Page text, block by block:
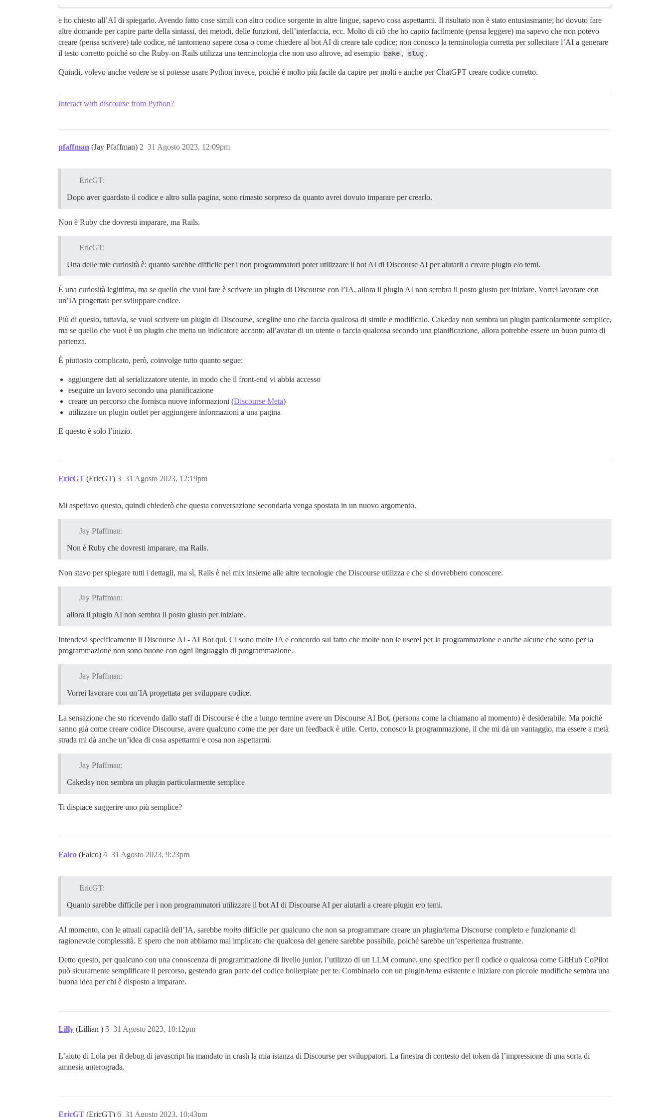
e ho chiesto all’AI di spiegarlo. Avendo fatto cose simili con altro codice sorgente in altre lingue, sapevo cosa aspettarmi. Il risultato non è stato entusiasmante; ho dovuto fare
altre domande per capire parte della sintassi, dei metodi, delle funzioni, dell’interfaccia, ecc. Molto di ciò che ho capito facilmente (pensa leggere) ma sapevo che non potevo
creare (pensa scrivere) tale codice, né tantomeno sapere cosa o come chiedere al bot AI di creare tale codice; non conosco la terminologia corretta per sollecitare l’AI a generare
il testo corretto poiché so che Ruby-on-Rails utilizza una terminologia che non uso altrove, ad esempio bake , slug .
Quindi, volevo anche vedere se si potesse usare Python invece, poiché è molto più facile da capire per molti e anche per ChatGPT creare codice corretto.
Interact with discourse from Python?
pfaffman (Jay Pfaffman) 31 Agosto 2023, 12:09pm
2
EricGT:
Dopo aver guardato il codice e altro sulla pagina, sono rimasto sorpreso da quanto avrei dovuto imparare per crearlo.
Non è Ruby che dovresti imparare, ma Rails.
EricGT:
Una delle mie curiosità è: quanto sarebbe difficile per i non programmatori poter utilizzare il bot AI di Discourse AI per aiutarli a creare plugin e/o temi.
È una curiosità legittima, ma se quello che vuoi fare è scrivere un plugin di Discourse con l’IA, allora il plugin AI non sembra il posto giusto per iniziare. Vorrei lavorare con
un’IA progettata per sviluppare codice.
Più di questo, tuttavia, se vuoi scrivere un plugin di Discourse, scegline uno che faccia qualcosa di simile e modificalo. Cakeday non sembra un plugin particolarmente semplice,
ma se quello che vuoi è un plugin che metta un indicatore accanto all’avatar di un utente o faccia qualcosa secondo una pianificazione, allora potrebbe essere un buon punto di
partenza.
È piuttosto complicato, però, coinvolge tutto quanto segue:
aggiungere dati al serializzatore utente, in modo che il front-end vi abbia accesso
eseguire un lavoro secondo una pianificazione
creare un percorso che fornisca nuove informazioni (Discourse Meta)
utilizzare un plugin outlet per aggiungere informazioni a una pagina
E questo è solo l’inizio.
EricGT (EricGT) 31 Agosto 2023, 12:19pm
3
Mi aspettavo questo, quindi chiederò che questa conversazione secondaria venga spostata in un nuovo argomento.
Jay Pfaffman:
Non è Ruby che dovresti imparare, ma Rails.
Non stavo per spiegare tutti i dettagli, ma sì, Rails è nel mix insieme alle altre tecnologie che Discourse utilizza e che si dovrebbero conoscere.
Jay Pfaffman:
allora il plugin AI non sembra il posto giusto per iniziare.
Intendevi specificamente il Discourse AI - AI Bot qui. Ci sono molte IA e concordo sul fatto che molte non le userei per la programmazione e anche alcune che sono per la
programmazione non sono buone con ogni linguaggio di programmazione.
Jay Pfaffman:
Vorrei lavorare con un’IA progettata per sviluppare codice.
La sensazione che sto ricevendo dallo staff di Discourse è che a lungo termine avere un Discourse AI Bot, (persona come la chiamano al momento) è desiderabile. Ma poiché
sanno già come creare codice Discourse, avere qualcuno come me per dare un feedback è utile. Certo, conosco la programmazione, il che mi dà un vantaggio, ma essere a metà
strada mi dà anche un’idea di cosa aspettarmi e cosa non aspettarmi.
Jay Pfaffman:
Cakeday non sembra un plugin particolarmente semplice
Ti dispiace suggerire uno più semplice?
Falco (Falco) 31 Agosto 2023, 9:23pm
4
EricGT:
Quanto sarebbe difficile per i non programmatori utilizzare il bot AI di Discourse AI per aiutarli a creare plugin e/o temi.
Al momento, con le attuali capacità dell’IA, sarebbe molto difficile per qualcuno che non sa programmare creare un plugin/tema Discourse completo e funzionante di
ragionevole complessità. E spero che non abbiamo mai implicato che qualcosa del genere sarebbe possibile, poiché sarebbe un’esperienza frustrante.
Detto questo, per qualcuno con una conoscenza di programmazione di livello junior, l’utilizzo di un LLM comune, uno specifico per il codice o qualcosa come GitHub CoPilot
può sicuramente semplificare il percorso, gestendo gran parte del codice boilerplate per te. Combinarlo con un plugin/tema esistente e iniziare con piccole modifiche sembra una
buona idea per chi è disposto a imparare.
Lilly (Lillian ) 31 Agosto 2023, 10:12pm
5
L’aiuto di Lola per il debug di javascript ha mandato in crash la mia istanza di Discourse per sviluppatori. La finestra di contesto del token dà l’impressione di una sorta di
amnesia anterograda.
EricGT (EricGT) 31 Agosto 2023, 10:43pm
6